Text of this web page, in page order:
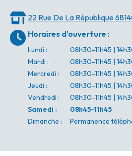
22 Rue De La République
Horaires d'ouverture :
Lundi :
08h30-11h45 |
Mardi :
08h30-11h45 |
Mercredi :
08h30-11h45 |
Jeudi :
08h30-11h45 |
Vendredi :
08h30-11h45 |
Samedi :
08h45-11h45
Dimanche : Permanence